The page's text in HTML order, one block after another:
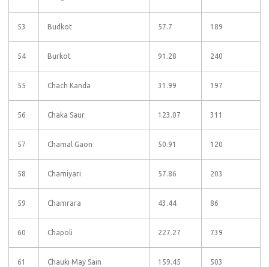
53 Budkot 57.7 189
54 Burkot 91.28 240
55 Chach Kanda 31.99 197
56 Chaka Saur 123.07 311
57 Chamal Gaon 50.91 120
58 Chamiyari 57.86 203
59 Chamrara 43.44 86
60 Chapoli 227.27 739
61 Chauki May Sain 159.45 503